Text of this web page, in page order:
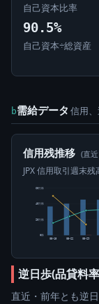
自己資本比率
90.5%
自己資本÷総資産
b需給データ 信用
信用残推移 (直
JPX 信用取引週末
0株
20万株
40万株
60万株
05-15 05-22 05-29
逆日歩(品貸料
直近・前年とも逆